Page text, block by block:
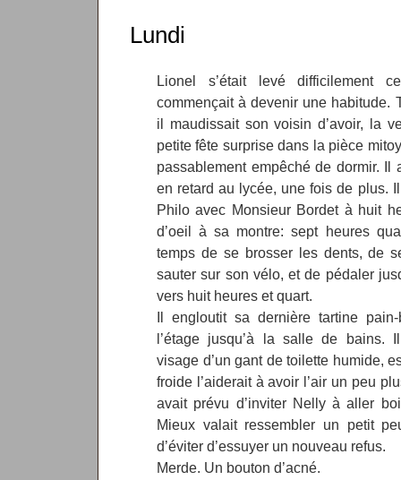
Lundi
Lionel s’était levé difficilement
commençait à devenir une habitude.
il maudissait son voisin d’avoir, la
petite fête surprise dans la pièce
passablement empêché de dormir. Il
en retard au lycée, une fois de plus.
Philo avec Monsieur Bordet à huit
d’oeil à sa montre: sept heures
temps de se brosser les dents, de
sauter sur son vélo, et de pédaler
vers huit heures et quart.
Il engloutit sa dernière tartine
l’étage jusqu’à la salle de bains.
visage d’un gant de toilette humide,
froide l’aiderait à avoir l’air un peu
avait prévu d’inviter Nelly à aller
Mieux valait ressembler un petit
d’éviter d’essuyer un nouveau refus.
Merde. Un bouton d’acné.